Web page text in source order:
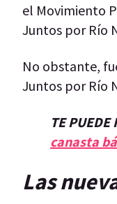
el Movimiento
Juntos por Río
No obstante,
Juntos por Río
TE PUEDE
canasta
Las